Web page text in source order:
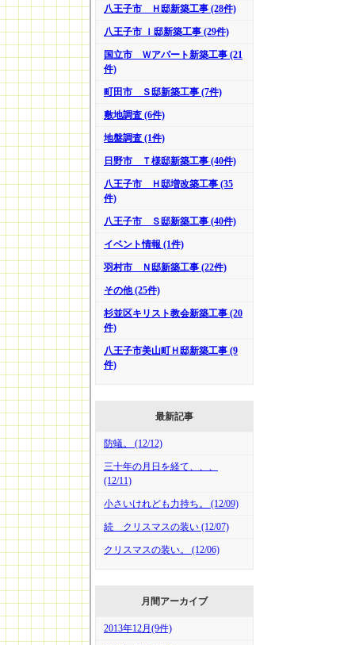
八王子市 Ｈ邸新築工事 (28件)
八王子市 Ｉ邸新築工事 (29件)
国立市 Ｗアパート新築工事 (21
件)
町田市 Ｓ邸新築工事 (7件)
敷地調査 (6件)
地盤調査 (1件)
日野市 Ｔ様邸新築工事 (40件)
八王子市 Ｈ邸増改築工事 (35
件)
八王子市 Ｓ邸新築工事 (40件)
イベント情報 (1件)
羽村市 Ｎ邸新築工事 (22件)
その他 (25件)
杉並区キリスト教会新築工事 (20
件)
八王子市美山町Ｈ邸新築工事 (9
件)
最新記事
防蟻。 (12/12)
三十年の月日を経て、、、
(12/11)
小さいけれども力持ち。 (12/09)
続 クリスマスの装い (12/07)
クリスマスの装い。 (12/06)
月間アーカイブ
2013年12月(9件)